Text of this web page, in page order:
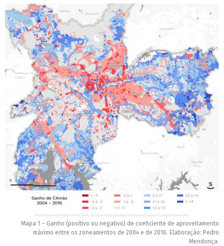
Mapa 1 – Ganho (positivo ou negativo) de coeficiente de aproveitamento
máximo entre os zoneamentos de 2004 e de 2016. Elaboração: Pedro
Mendonça.